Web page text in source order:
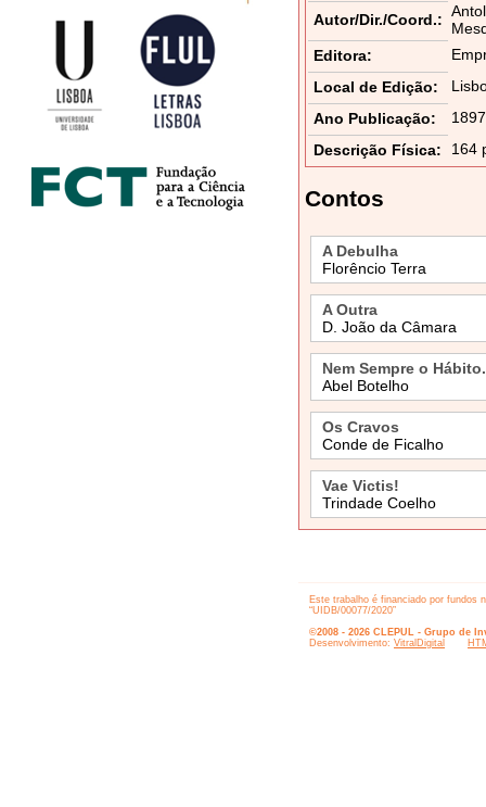
Autor/Dir./Coord.:
Editora:
Local de Edição:
Ano Publicação:
1897
Descrição Física:
164
Contos
A Debulha
Florêncio Terra
A Outra
D. João da Câmara
Nem Sempre o
Abel Botelho
Os Cravos
Conde de Ficalho
Vae Victis!
Trindade Coelho
Este trabalho é financiado por fundos
“UIDB/00077/2020”
©2008 - 2026 CLEPUL - Grupo de
Desenvolvimento: VitralDigital